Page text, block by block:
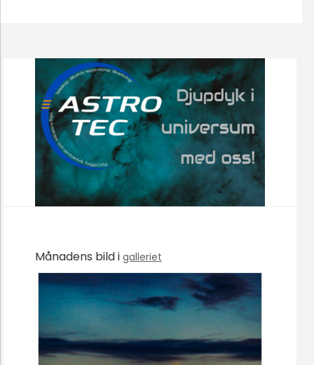
Månadens bild i galleriet